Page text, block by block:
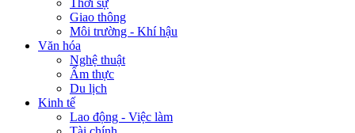
Thời sự
Giao thông
Môi trường - Khí hậu
Văn hóa
Nghệ thuật
Ẩm thực
Du lịch
Kinh tế
Lao động - Việc làm